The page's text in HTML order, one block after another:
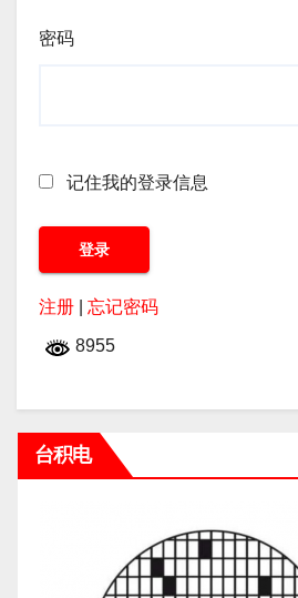
密码
记住我的登录信息
注册 忘记密码
8955
台积电